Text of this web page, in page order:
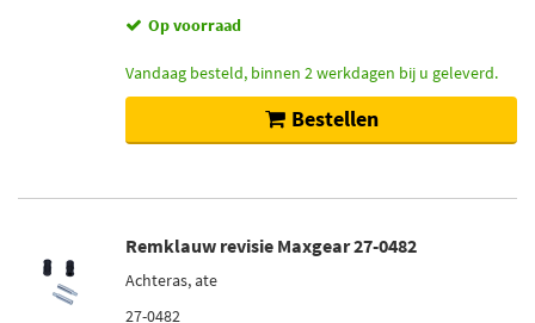
Op voorraad
Vandaag besteld, binnen 2 werkdagen bij u geleverd.
Bestellen
Remklauw revisie Maxgear 27-0482
Achteras, ate
27-0482